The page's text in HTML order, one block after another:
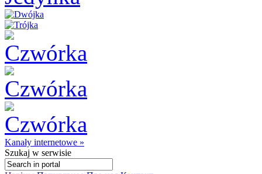
Kanały internetowe »
Szukaj w serwisie